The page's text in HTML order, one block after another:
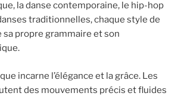
la danse contemporaine, le hip-hop
traditionnelles, chaque style de
sa propre grammaire et son
incarne l’élégance et la grâce. Les
des mouvements précis et fluides